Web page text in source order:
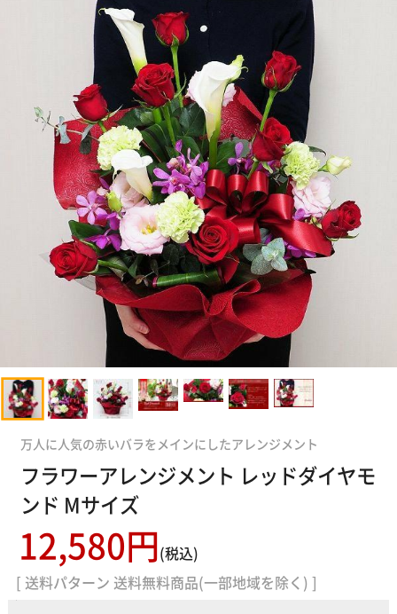
万人に人気の赤いバラをメインにしたアレンジメント
フラワーアレンジメント レッドダイヤモ
ンド Mサイズ
12,580円(税込)
[ 送料パターン 送料無料商品(一部地域を除く) ]